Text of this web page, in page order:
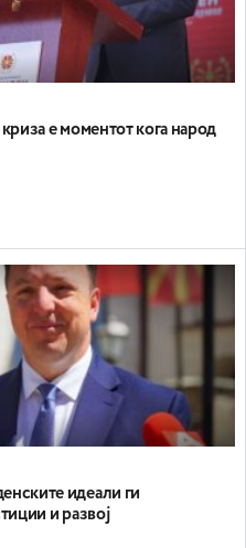
е моментот кога народ
идеали ги
и развој